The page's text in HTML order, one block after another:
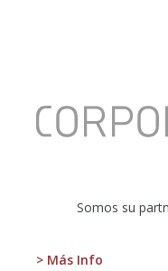
Somos su
> Más Info
del
nuevo
de